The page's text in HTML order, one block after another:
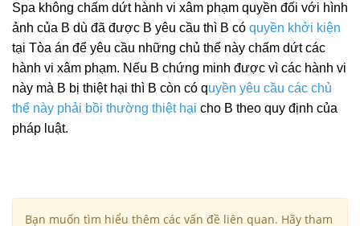
Spa không chấm dứt hành vi xâm phạm quyền đối với hình
ảnh của B dù đã được B yêu cầu thì B có quyền khởi kiện
tại Tòa án để yêu cầu những chủ thể này chấm dứt các
hành vi xâm phạm. Nếu B chứng minh được vì các hành vi
này mà B bị thiệt hại thì B còn có quyền yêu cầu các chủ
thể này phải bồi thường thiệt hại cho B theo quy định của
pháp luật.
Bạn muốn tìm hiểu thêm các vấn đề liên quan. Hãy tham